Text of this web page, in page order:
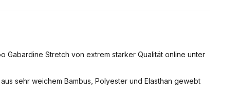
Gabardine Stretch von extrem starker Qualität online unter
sehr weichem Bambus, Polyester und Elasthan gewebt